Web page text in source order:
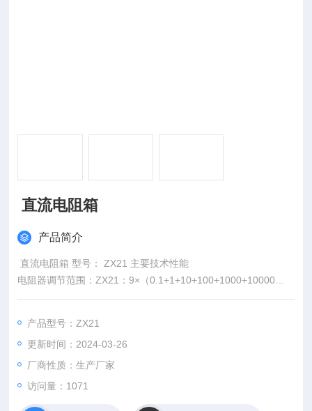
​ 直流电阻箱
产品简介
​ 直流电阻箱 型号： ZX21 主要技术性能
电阻器调节范围：ZX21：9×（0.1+1+10+100+1000+10000）Ω
ZX21a：10×（0.1+1+10+100+1000+10000）Ω
产品型号：ZX21
更新时间：2024-03-26
厂商性质：生产厂家
访问量：1071